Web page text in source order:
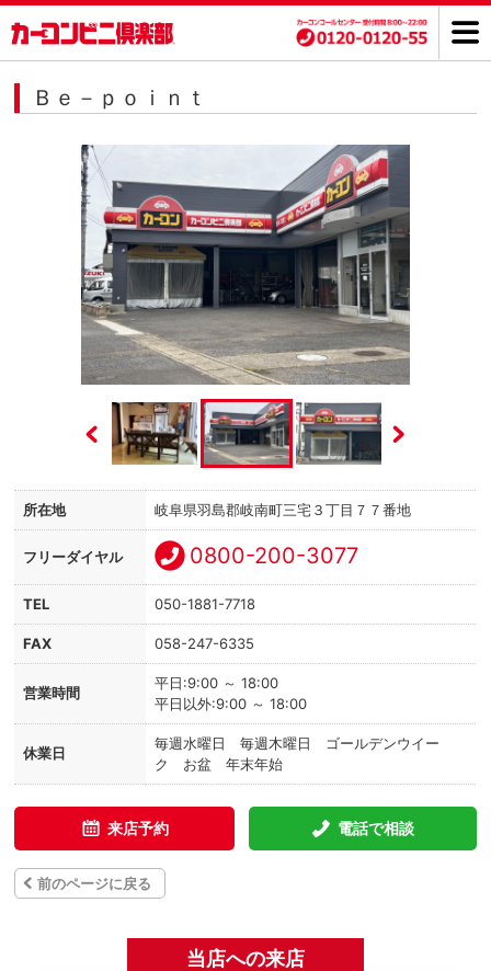
Ｂｅ－ｐｏｉｎｔ
所在地 岐阜県羽島郡岐南町三宅３丁目７７番地
フリーダイヤル 0800-200-3077
TEL 050-1881-7718
FAX 058-247-6335
営業時間
平日:9:00 ～ 18:00
平日以外:9:00 ～ 18:00
休業日
毎週水曜日 毎週木曜日 ゴールデンウイー
ク お盆 年末年始
来店予約 電話で相談
前のページに戻る
当店への来店